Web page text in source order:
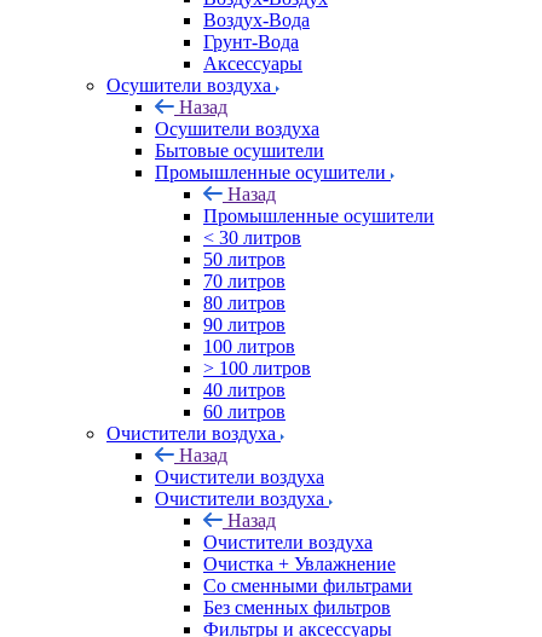
Воздух-Вода
Грунт-Вода
Аксессуары
Осушители воздуха
Назад
Осушители воздуха
Бытовые осушители
Промышленные осушители
Назад
Промышленные осушители
< 30 литров
50 литров
70 литров
80 литров
90 литров
100 литров
> 100 литров
40 литров
60 литров
Очистители воздуха
Назад
Очистители воздуха
Очистители воздуха
Назад
Очистители воздуха
Очистка + Увлажнение
Cо сменными фильтрами
Без сменных фильтров
Фильтры и аксессуары